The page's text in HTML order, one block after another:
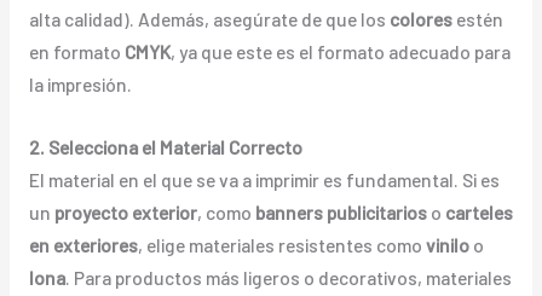
alta calidad). Además, asegúrate de que los coloresestén
en formato CMYK, ya que este es el formato adecuado para
la impresión.
2. Selecciona el Material Correcto
El material en el que se va a imprimir es fundamental. Si es
un proyecto exterior, como banners publicitarioso carteles
en exteriores, elige materiales resistentes como viniloo
lona. Para productos más ligeros o decorativos, materiales